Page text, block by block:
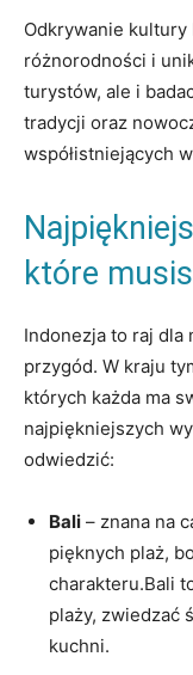
Odkrywanie kultury
różnorodności i
turystów, ale i
tradycji oraz
współistniejących
które
Indonezja to⁣ raj dla
przygód. W kraju
których⁢ każda ma
najpiękniejszych
odwiedzić:
Bali – znana na
pięknych plaż,
charakteru.Bali
plaży, zwiedzać
kuchni.